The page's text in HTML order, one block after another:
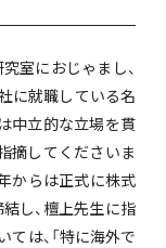
室におじゃまし、
に就職している名
中立的な立場を貫
摘してくださいま
からは正式に株式
し、檀上先生に指
は、「特に海外で